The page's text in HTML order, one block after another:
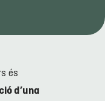
és
d’una